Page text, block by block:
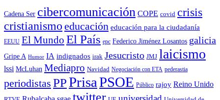
Cadena Ser cibercomunicación COPE covid crisis
cristianismo educación educación para la ciudadaní­a
EEUU El Mundo El País epc Federico Jiménez Losantos galicia
Gripe A Humor IA indignados irak Jesucristo JMJ laicismo
lssi McLuhan Mediapro Navidad Negociación con ETA pederastia
periodistas PPPrisaPSOE Público rajoy Reino Unido
twitter